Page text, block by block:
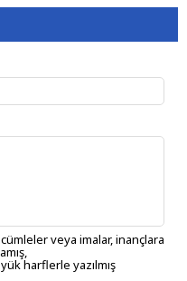
veya imalar, inançlara
harflerle yazılmış